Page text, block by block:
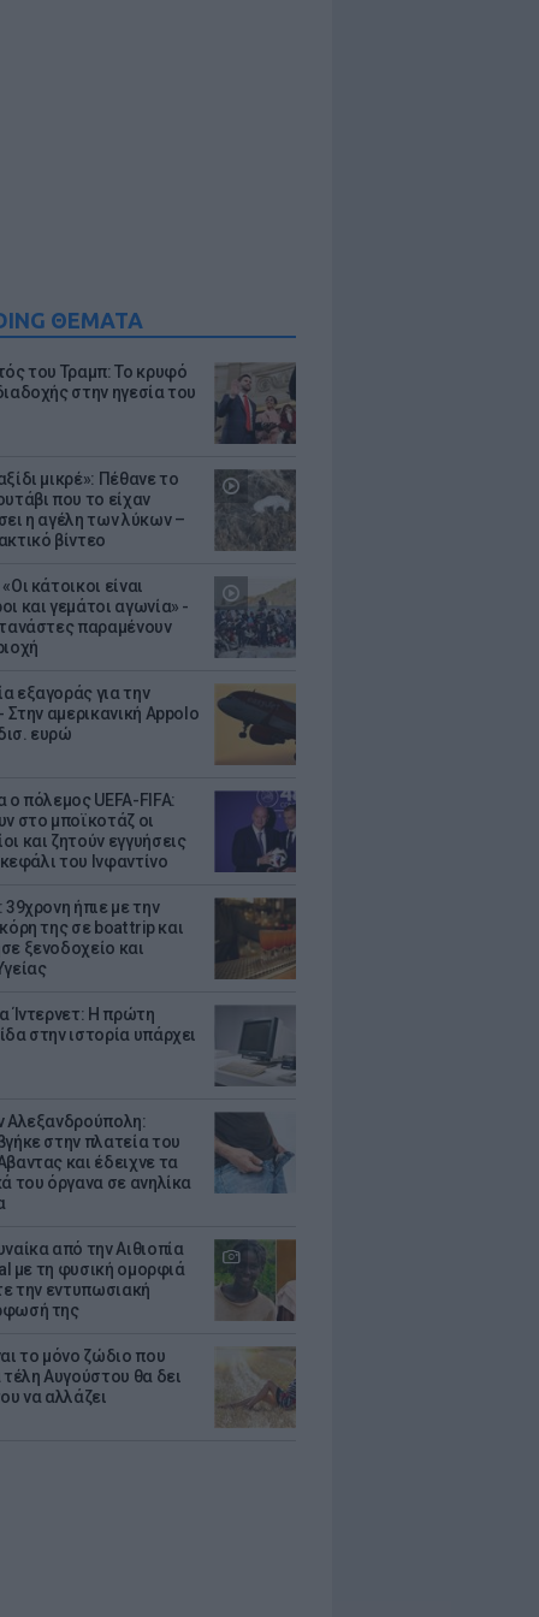
ΘΕΜΑΤΑ
του Τραμπ: Το κρυφό
στην ηγεσία του
μικρέ»: Πέθανε το
που το είχαν
η αγέλη των λύκων –
βίντεο
κάτοικοι είναι
και γεμάτοι αγωνία» -
παραμένουν
εξαγοράς για την
Στην αμερικανική Appolo
ευρώ
ο πόλεμος UEFA-FIFA:
στο μποϊκοτάζ οι
και ζητούν εγγυήσεις
του Ινφαντίνο
39χρονη ήπιε με την
της σε boat trip και
ξενοδοχείο και
Ίντερνετ: Η πρώτη
στην ιστορία υπάρχει
Αλεξανδρούπολη:
στην πλατεία του
και έδειχνε τα
του όργανα σε ανηλίκα
από την Αιθιοπία
με τη φυσική ομορφιά
την εντυπωσιακή
της
το μόνο ζώδιο που
τέλη Αυγούστου θα δει
να αλλάζει